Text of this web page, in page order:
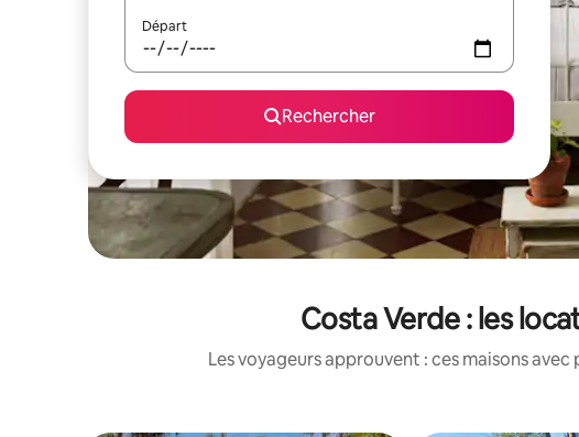
Départ
Rechercher
Costa Verde : les
Les voyageurs approuvent : ces maisons